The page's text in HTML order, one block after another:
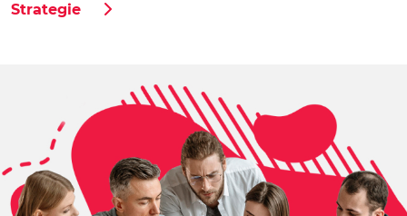
Strategie